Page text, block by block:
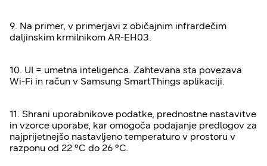
9. Na primer, v primerjavi z običajnim infrardečim
daljinskim krmilnikom AR-EH03.
10. UI = umetna inteligenca. Zahtevana sta povezava
Wi-Fi in račun v Samsung SmartThings aplikaciji.
11. Shrani uporabnikove podatke, prednostne nastavitve
in vzorce uporabe, kar omogoča podajanje predlogov za
najprijetnejšo nastavljeno temperaturo v prostoru v
razponu od 22 °C do 26 °C.